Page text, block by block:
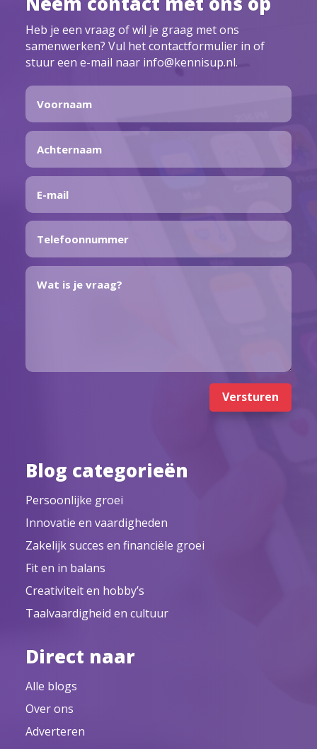
Heb je een vraag of wil je graag met ons
samenwerken? Vul het contactformulier in of
stuur een e-mail naar info@kennisup.nl.
Versturen
Blog categorieën
Persoonlijke groei
Innovatie en vaardigheden
Zakelijk succes en financiële groei
Fit en in balans
Creativiteit en hobby’s
Taalvaardigheid en cultuur
Direct naar
Alle blogs
Over ons
Adverteren